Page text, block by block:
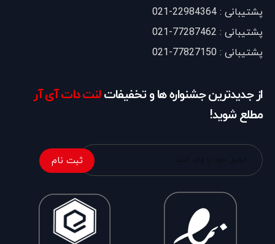
پشتیبانی : 22984364-021
پشتیبانی : 77287462-021
پشتیبانی : 77827150-021
از جدیدترین جشنواره ها و تخفیفاتلنت دات آی آر
مطلع شوید!
ثبت نام